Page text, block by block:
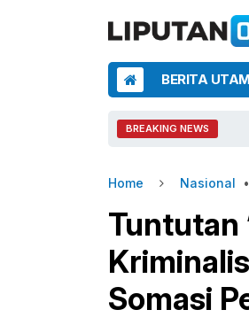
BERITA
BREAKING NEWS
Home Nasional •
Tuntutan
Somasi